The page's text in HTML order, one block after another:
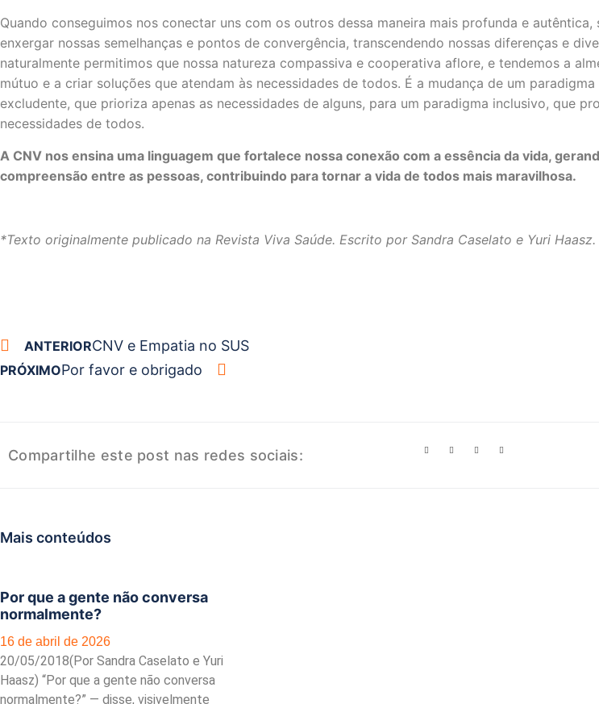
Quando conseguimos nos conectar uns com os outros dessa maneira mais profunda e autêntica,
enxergar nossas semelhanças e pontos de convergência, transcendendo nossas diferenças e
naturalmente permitimos que nossa natureza compassiva e cooperativa aflore, e tendemos a
mútuo e a criar soluções que atendam às necessidades de todos. É a mudança de um
excludente, que prioriza apenas as necessidades de alguns, para um paradigma inclusivo, que
necessidades de todos.
A CNV nos ensina uma linguagem que fortalece nossa conexão com a essência da vida,
compreensão entre as pessoas, contribuindo para tornar a vida de todos mais maravilhosa.
*Texto originalmente publicado na Revista Viva Saúde. Escrito por Sandra Caselato e Yuri Haasz.
ANTERIORCNV e Empatia no SUS
PRÓXIMOPor favor e obrigado
Compartilhe este post nas redes sociais:
Mais conteúdos
Por que a gente não conversa
normalmente?
16 de abril de 2026
20/05/2018(Por Sandra Caselato e Yuri
Haasz) “Por que a gente não conversa
normalmente?” — disse, visivelmente